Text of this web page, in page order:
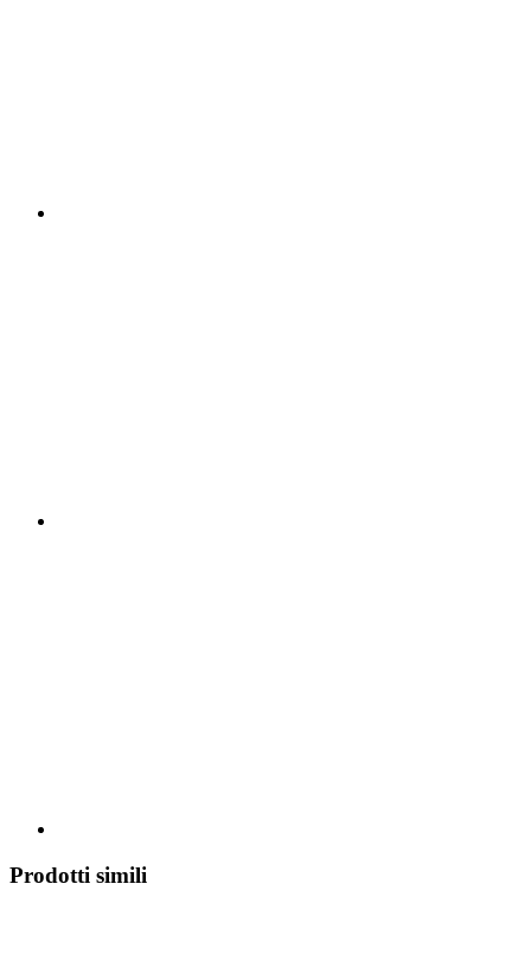
Prodotti simili